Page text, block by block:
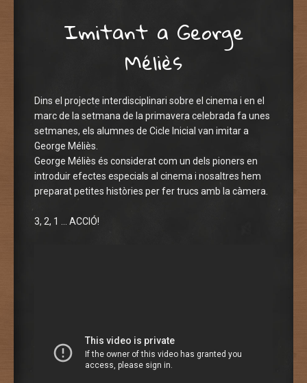
Imitant a George
Méliès
Dins el projecte interdisciplinari sobre el cinema i en el
marc de la setmana de la primavera celebrada fa unes
setmanes, els alumnes de Cicle Inicial van imitar a
George Méliès.
George Méliès és considerat com un dels pioners en
introduir efectes especials al cinema i nosaltres hem
preparat petites històries per fer trucs amb la càmera.
3, 2, 1 … ACCIÓ!